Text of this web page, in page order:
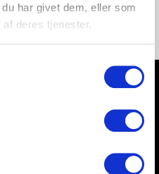
har givet dem, eller som
deres tjenester.